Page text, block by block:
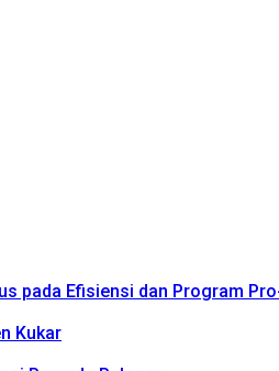
pada Efisiensi dan Program
Kukar